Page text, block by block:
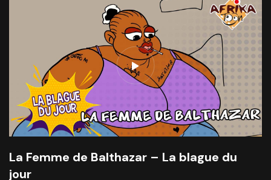
La Femme de Balthazar – La blague du
jour